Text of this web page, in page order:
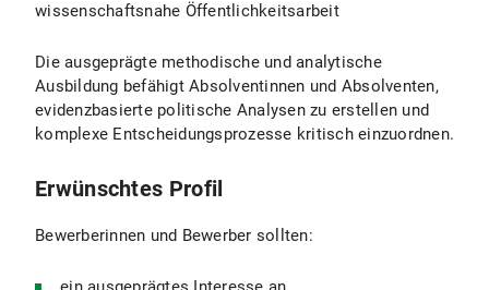
wissenschaftsnahe Öffentlichkeitsarbeit
Die ausgeprägte methodische und analytische
Ausbildung befähigt Absolventinnen und Absolventen,
evidenzbasierte politische Analysen zu erstellen und
komplexe Entscheidungsprozesse kritisch einzuordnen.
Erwünschtes Profil
Bewerberinnen und Bewerber sollten: